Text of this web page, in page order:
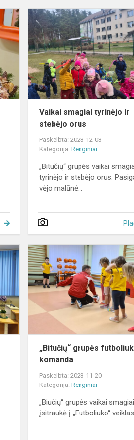
„Advento
belaukiant“
Vaikai smagiai tyrinėjo ir
stebėjo orus
Paskelbta: 2023-12-03
Kategorija:Renginiai
„Bitučių“ grupės vaikai
tyrinėjo ir stebėjo orus.
vėjo malūnė...
Meninis
projektas
„Skirtukas
knygai
2023“
„Bitučių“ grupės
komanda
Paskelbta: 2023-11-20
Kategorija:Renginiai
„Biučių“ grupės vaikai smagiai
įsitraukė į „Futboliuko“